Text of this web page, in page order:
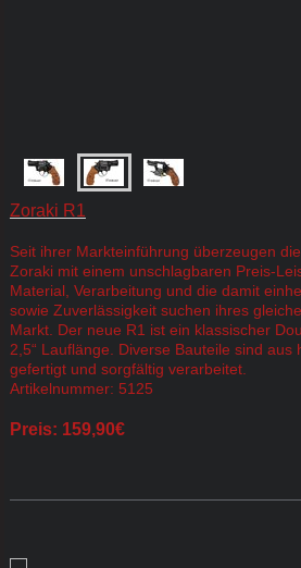
Zoraki R1
Seit ihrer Markteinführung überzeugen
Zoraki mit einem unschlagbaren Preis-
Material, Verarbeitung und die damit
sowie Zuverlässigkeit suchen ihres
Markt. Der neue R1 ist ein klassischer
2,5“ Lauflänge. Diverse Bauteile sind aus
gefertigt und sorgfältig verarbeitet.
Artikelnummer: 5125
Preis: 159,90€